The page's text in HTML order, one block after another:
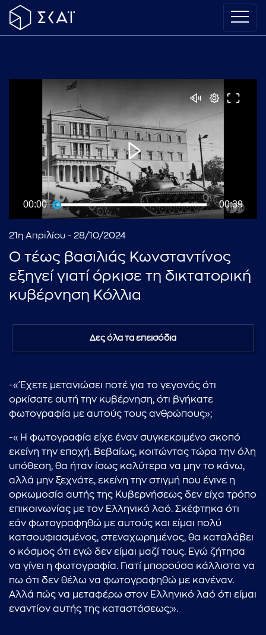
00:00 00:39
21η Απριλίου - 28/10/2024
Ο τέως βασιλιάς Κωνσταντίνος
εξηγεί γιατί όρκισε τη δικτατορική
κυβέρνηση Κόλλια
Δες όλα τα επεισόδια
-«Έχετε μετανιώσει ποτέ για το γεγονός ότι
ορκίσατε αυτή την κυβέρνηση, ότι βγήκατε
φωτογραφία με αυτούς τους ανθρώπους»;
-«Η φωτογραφία είχε έναν συγκεκριμένο σκοπό
εκείνη την εποχή. Βεβαίως, κοιτώντας τώρα την όλη
υπόθεση, θα ήταν ίσως καλύτερα να μην το κάνω,
αλλά μην ξεχνάτε, εκείνη την στιγμή που έγινε η
ορκωμοσία αυτής της Κυβερνήσεως δεν είχα τρόπο
επικοινωνίας με τον Ελληνικό λαό. Σκέφτηκα ότι
εάν φωτογραφηθώ με αυτούς και είμαι πολύ
κατσουφιασμένος, στεναχωρημένος, θα καταλάβει
ο κόσμος ότι εγώ δεν είμαι μαζί τους. Εγώ ζήτησα
να γίνει η φωτογραφία. Γιατί μπορούσα κάλλιστα να
πω ότι δεν θέλω να φωτογραφηθώ με κανέναν.
Αλλά πώς να μεταφέρω στον Ελληνικό λαό ότι είμαι
εναντίον αυτής της καταστάσεως;».